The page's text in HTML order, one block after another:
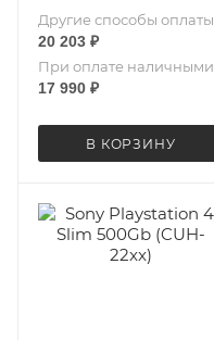
Другие способы оплаты
20 203 ₽
При оплате наличными
17 990 ₽
В КОРЗИНУ